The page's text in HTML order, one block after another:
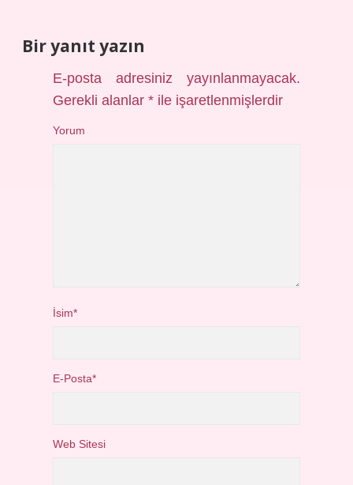
Bir yanıt yazın
E-posta adresiniz yayınlanmayacak.
Gerekli alanlar* ile işaretlenmişlerdir
Yorum
İsim*
E-Posta*
Web Sitesi